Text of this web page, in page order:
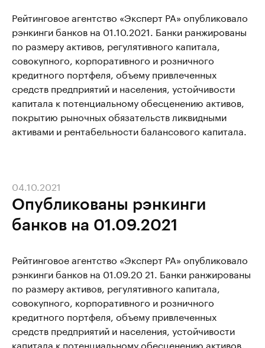
Рейтинговое агентство «Эксперт РА» опубликовало
рэнкинги банков на 01.10.2021. Банки ранжированы
по размеру активов, регулятивного капитала,
совокупного, корпоративного и розничного
кредитного портфеля, объему привлеченных
средств предприятий и населения, устойчивости
капитала к потенциальному обесценению активов,
покрытию рыночных обязательств ликвидными
активами и рентабельности балансового капитала.
Опубликованы рэнкинги
банков на 01.09.2021
04.10.2021
Рейтинговое агентство «Эксперт РА» опубликовало
рэнкинги банков на 01.09.20 21. Банки ранжированы
по размеру активов, регулятивного капитала,
совокупного, корпоративного и розничного
кредитного портфеля, объему привлеченных
средств предприятий и населения, устойчивости
капитала к потенциальному обесценению активов,